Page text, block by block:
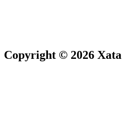
Copyright © 2026 Xata